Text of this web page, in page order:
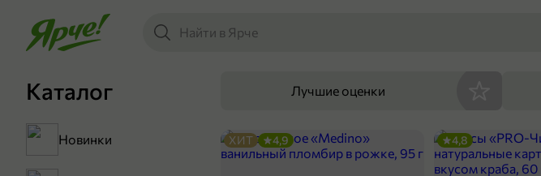
Каталог
Новинки
Лучшие оценки
ХИТ 4,9 4,8